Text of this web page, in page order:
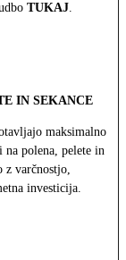
TUKAJ.
IN SEKANCE
maksimalno
polena, pelete in
z varčnostjo,
investicija.